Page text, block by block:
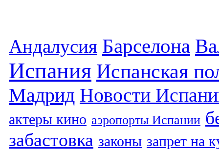
Андалусия Барселона
Испания Испанская
Мадрид Новости
актеры кино аэропорты Испании
забастовка законы запрет на